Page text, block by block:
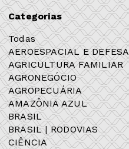
Categorias
Todas
AEROESPACIAL E DEFESA
AGRICULTURA FAMILIAR
AGRONEGÓCIO
AGROPECUÁRIA
AMAZÔNIA AZUL
BRASIL
BRASIL | RODOVIAS
CIÊNCIA